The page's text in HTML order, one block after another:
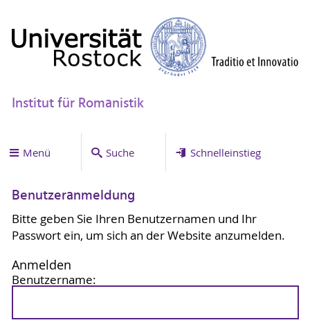
Institut für Romanistik
Menü Suche Schnelleinstieg
Benutzeranmeldung
Bitte geben Sie Ihren Benutzernamen und Ihr
Passwort ein, um sich an der Website anzumelden.
Anmelden
Benutzername: